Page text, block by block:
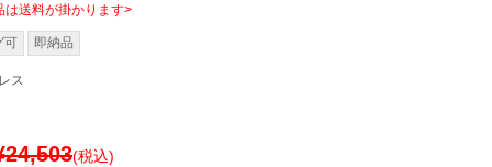
は送料が掛かります>
可 即納品
ス
(税込)